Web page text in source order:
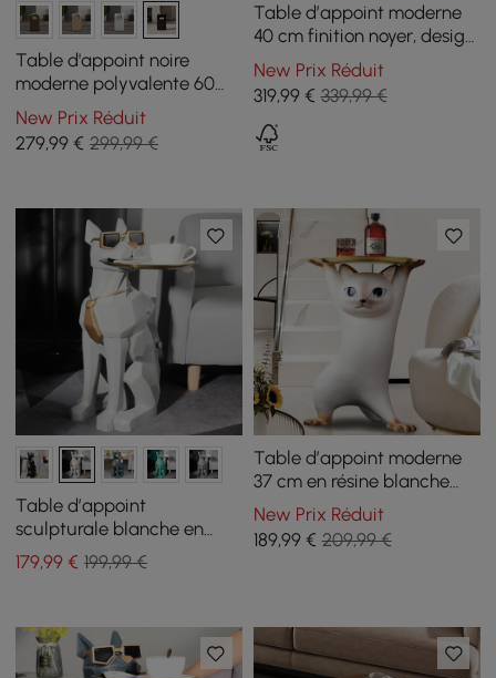
Table d'appoint noire
moderne polyvalente 60
cm, avec porte-revues
New Prix Réduit
279,99 € 299,99 €
Table d’appoint moderne
40 cm finition noyer, design
cannelé avec rangement
New Prix Réduit
319,99€ 339,99 €
Table d’appoint
sculpturale blanche en
résine forme chien avec
plateau et porte-
179,99 € 199,99 €
Table d’appoint moderne
37 cm en résine blanche
forme chat avec plateau
doré
New Prix Réduit
189,99€ 209,99 €